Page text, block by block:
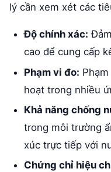
lý cần xem xét các
Độ chính xác:
cao để cung cấp
Phạm vi đo:
hoạt trong nhiều
Khả năng chống
trong môi trường
xúc trực tiếp với
Chứng chỉ hiệu